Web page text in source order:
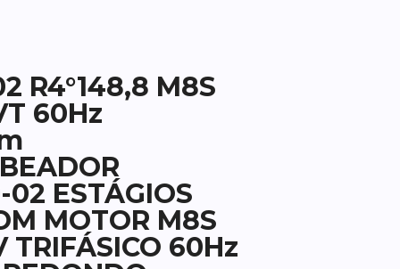
R4°148,8 M8S
60Hz
02 ESTÁGIOS
MOTOR M8S
TRIFÁSICO 60Hz